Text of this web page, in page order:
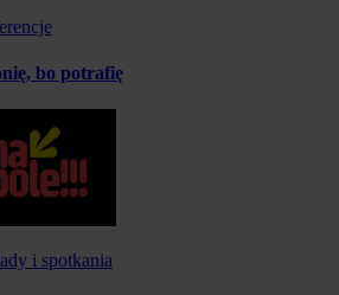
bo potrafię
i spotkania